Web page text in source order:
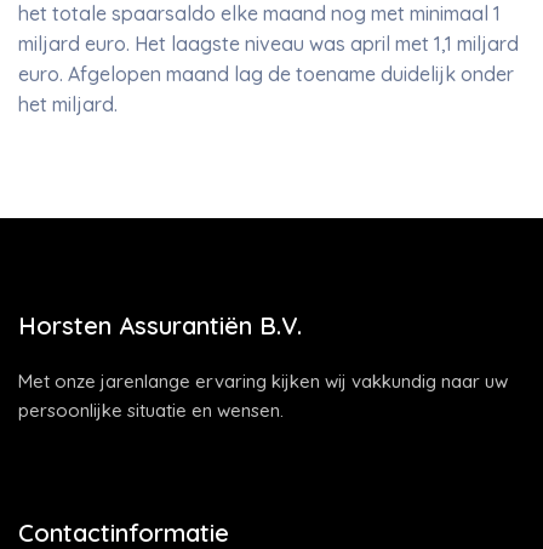
het totale spaarsaldo elke maand nog met minimaal 1
miljard euro. Het laagste niveau was april met 1,1 miljard
euro. Afgelopen maand lag de toename duidelijk onder
het miljard.
Horsten Assurantiën B.V.
Met onze jarenlange ervaring kijken wij vakkundig naar uw
persoonlijke situatie en wensen.
Contactinformatie